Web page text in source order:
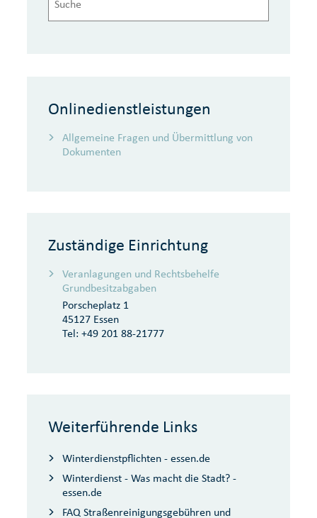
Onlinedienstleistungen
Allgemeine Fragen und Übermittlung von
Dokumenten
Zuständige Einrichtung
Veranlagungen und Rechtsbehelfe
Grundbesitzabgaben
Porscheplatz 1
45127 Essen
Tel: +49 201 88-21777
Weiterführende Links
Winterdienstpflichten - essen.de
Winterdienst - Was macht die Stadt? -
essen.de
FAQ Straßenreinigungsgebühren und